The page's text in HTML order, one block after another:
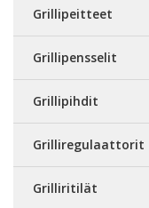
Grillipeitteet
Grillipensselit
Grillipihdit
Grilliregulaattorit
Grilliritilät